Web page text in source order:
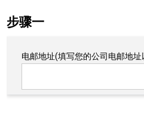
步骤一
电邮地址(填写您的公司电邮地